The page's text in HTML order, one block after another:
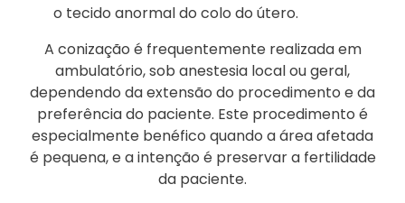
o tecido anormal do colo do útero.
A conização é frequentemente realizada em
ambulatório, sob anestesia local ou geral,
dependendo da extensão do procedimento e da
preferência do paciente. Este procedimento é
especialmente benéfico quando a área afetada
é pequena, e a intenção é preservar a fertilidade
da paciente.